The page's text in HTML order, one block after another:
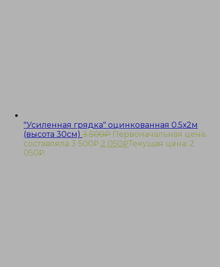
"Усиленная грядка" оцинкованная 0.5х2м
(высота 30см) 3 500₽ Первоначальная цена
составляла 3 500₽.2 050₽Текущая цена: 2
050₽.